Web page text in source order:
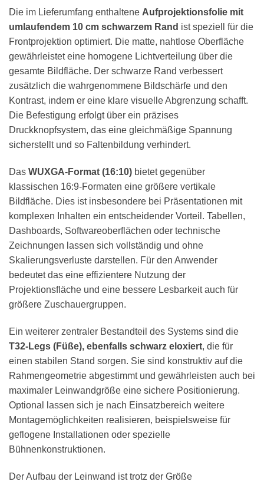
Die im Lieferumfang enthaltene Aufprojektionsfolie mit
umlaufendem 10 cm schwarzem Rand ist speziell für die
Frontprojektion optimiert. Die matte, nahtlose Oberfläche
gewährleistet eine homogene Lichtverteilung über die
gesamte Bildfläche. Der schwarze Rand verbessert
zusätzlich die wahrgenommene Bildschärfe und den
Kontrast, indem er eine klare visuelle Abgrenzung schafft.
Die Befestigung erfolgt über ein präzises
Druckknopfsystem, das eine gleichmäßige Spannung
sicherstellt und so Faltenbildung verhindert.
Das WUXGA-Format (16:10) bietet gegenüber
klassischen 16:9-Formaten eine größere vertikale
Bildfläche. Dies ist insbesondere bei Präsentationen mit
komplexen Inhalten ein entscheidender Vorteil. Tabellen,
Dashboards, Softwareoberflächen oder technische
Zeichnungen lassen sich vollständig und ohne
Skalierungsverluste darstellen. Für den Anwender
bedeutet das eine effizientere Nutzung der
Projektionsfläche und eine bessere Lesbarkeit auch für
größere Zuschauergruppen.
Ein weiterer zentraler Bestandteil des Systems sind die
T32-Legs (Füße), ebenfalls schwarz eloxiert, die für
einen stabilen Stand sorgen. Sie sind konstruktiv auf die
Rahmengeometrie abgestimmt und gewährleisten auch bei
maximaler Leinwandgröße eine sichere Positionierung.
Optional lassen sich je nach Einsatzbereich weitere
Montagemöglichkeiten realisieren, beispielsweise für
geflogene Installationen oder spezielle
Bühnenkonstruktionen.
Der Aufbau der Leinwand ist trotz der Größe